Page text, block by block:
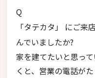
Q
「タテカタ」 にご来
んでいましたか?
家を建てたいと思っ
くと、営業の電話が